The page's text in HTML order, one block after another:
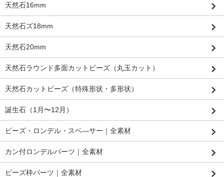
天然石16mm
天然石ズ18mm
天然石20mm
天然石ラウンド多面カットビーズ（丸玉カット）
天然石カットビーズ（特殊形状・多形状）
誕生石（1月〜12月）
ビーズ・ロンデル・スベ―サー｜全素材
カン付ロンデルパーツ｜全素材
ビーズ枠パーツ｜全素材